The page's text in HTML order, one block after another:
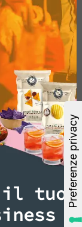
il tuo
unica e
il tuo